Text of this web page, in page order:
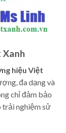
hiệu Việt
đa dạng và
chỉ đảm bảo
trải nghiệm sử